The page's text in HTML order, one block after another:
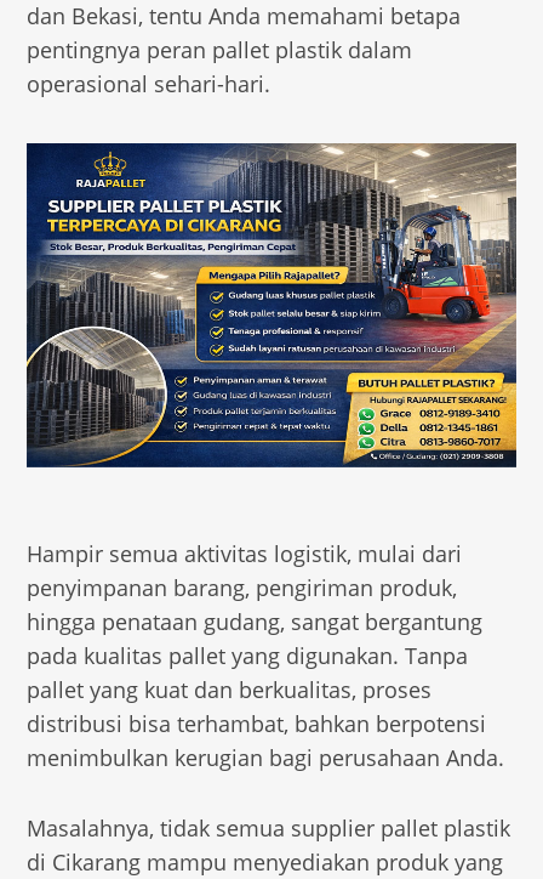
dan Bekasi, tentu Anda memahami betapa
pentingnya peran pallet plastik dalam
operasional sehari-hari.
Hampir semua aktivitas logistik, mulai dari
penyimpanan barang, pengiriman produk,
hingga penataan gudang, sangat bergantung
pada kualitas pallet yang digunakan. Tanpa
pallet yang kuat dan berkualitas, proses
distribusi bisa terhambat, bahkan berpotensi
menimbulkan kerugian bagi perusahaan Anda.
Masalahnya, tidak semua supplier pallet plastik
di Cikarang mampu menyediakan produk yang